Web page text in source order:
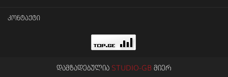
კონტაქტი
დამზადებულია STUDIO-GB მიერ